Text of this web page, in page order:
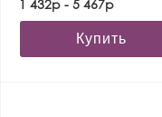
1 432р - 5 467р
Купить